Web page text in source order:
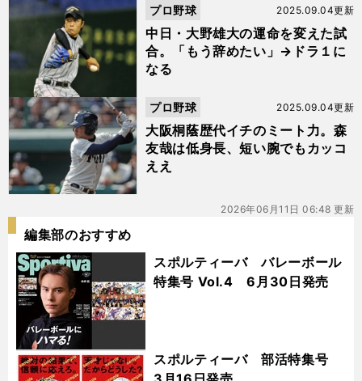
中日・大野雄大の運命を変えた試
合。「もう辞めたい」→ドラ１に
なる
2025.09.04更新
プロ野球
大阪桐蔭歴代イチのミート力。森
友哉は低身長、短い腕でもカッコ
ええ
2025.09.04更新
プロ野球
2026年06月11日 06:48 更新
編集部のおすすめ
スポルティーバ バレーボール
特集号 Vol.4 6月30日発売
スポルティーバ 部活特集号